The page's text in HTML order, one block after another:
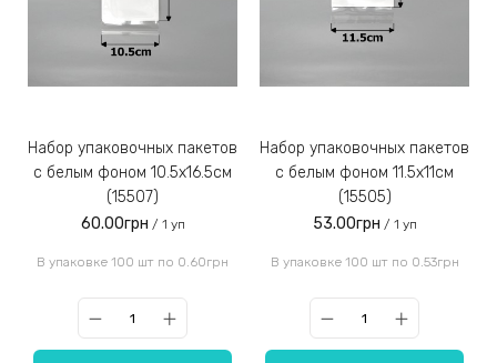
Набор упаковочных пакетов
с белым фоном 10.5x16.5см
(15507)
60.00грн / 1 уп
В упаковке 100 шт по 0.60грн
Набор упаковочных пакетов
с белым фоном 11.5х11см
(15505)
53.00грн / 1 уп
В упаковке 100 шт по 0.53грн